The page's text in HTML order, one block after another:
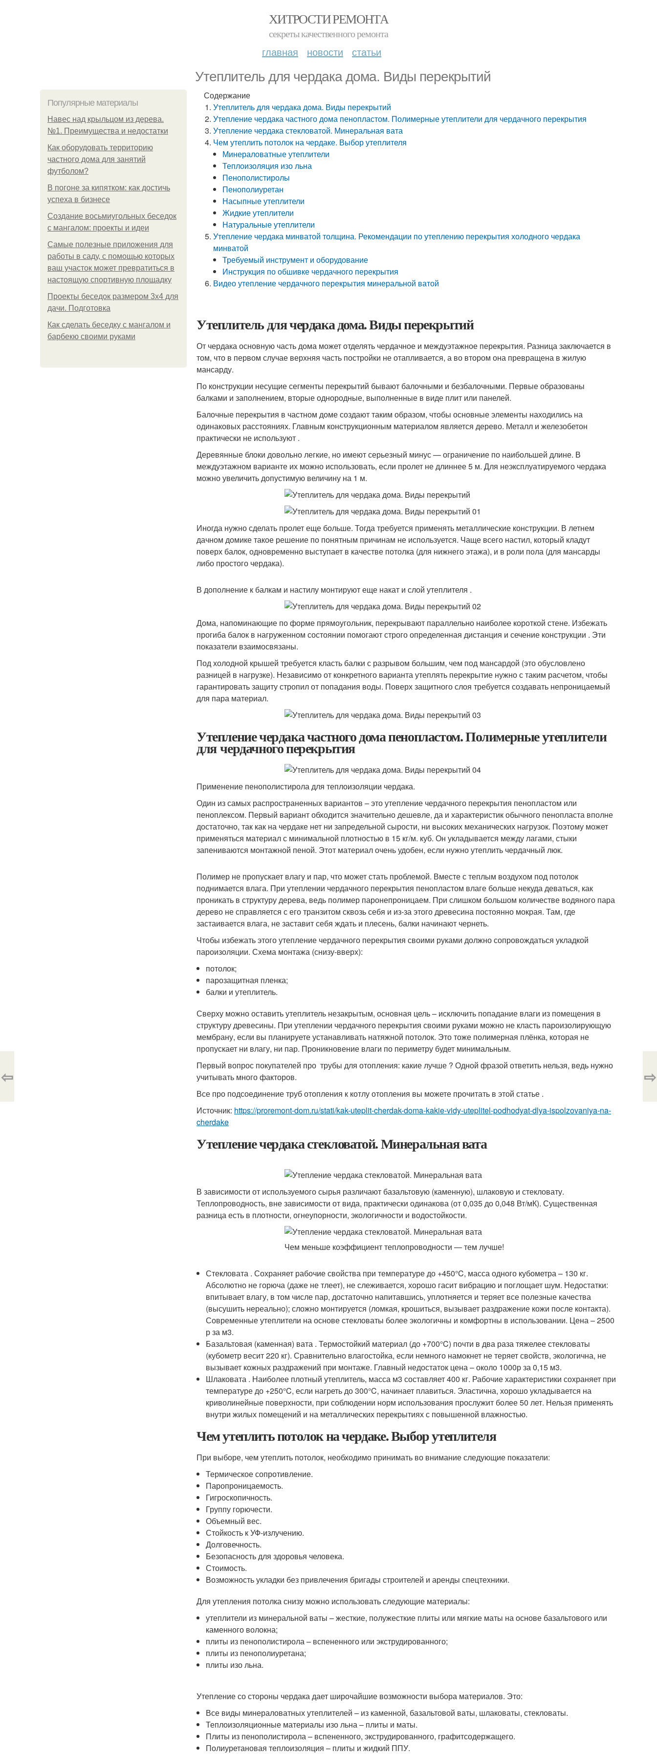
ХИТРОСТИ РЕМОНТА
секреты качественного ремонта
главная новости статьи
Утеплитель для чердака дома. Виды перекрытий
Популярные материалы
Навес над крыльцом из дерева.
№1. Преимущества и недостатки
Как оборудовать территорию
частного дома для занятий
футболом?
В погоне за кипятком: как достичь
успеха в бизнесе
Создание восьмиугольных беседок
с мангалом: проекты и идеи
Самые полезные приложения для
работы в саду, с помощью которых
ваш участок может превратиться в
настоящую спортивную площадку
Проекты беседок размером 3х4 для
дачи. Подготовка
Как сделать беседку с мангалом и
барбекю своими руками
Содержание
Утеплитель для чердака дома. Виды перекрытий
Утепление чердака частного дома пенопластом. Полимерные утеплители для чердачного перекрытия
Утепление чердака стекловатой. Минеральная вата
Чем утеплить потолок на чердаке. Выбор утеплителя
Минераловатные утеплители
Теплоизоляция изо льна
Пенополистиролы
Пенополиуретан
Насыпные утеплители
Жидкие утеплители
Натуральные утеплители
Утепление чердака минватой толщина. Рекомендации по утеплению перекрытия холодного чердака
минватой
Требуемый инструмент и оборудование
Инструкция по обшивке чердачного перекрытия
Видео утепление чердачного перекрытия минеральной ватой
Утеплитель для чердака дома. Виды перекрытий
От чердака основную часть дома может отделять чердачное и междуэтажное перекрытия. Разница заключается в
том, что в первом случае верхняя часть постройки не отапливается, а во втором она превращена в жилую
мансарду.
По конструкции несущие сегменты перекрытий бывают балочными и безбалочными. Первые образованы
балками и заполнением, вторые однородные, выполненные в виде плит или панелей.
Балочные перекрытия в частном доме создают таким образом, чтобы основные элементы находились на
одинаковых расстояниях. Главным конструкционным материалом является дерево. Металл и железобетон
практически не используют .
Деревянные блоки довольно легкие, но имеют серьезный минус — ограничение по наибольшей длине. В
междуэтажном варианте их можно использовать, если пролет не длиннее 5 м. Для неэксплуатируемого чердака
можно увеличить допустимую величину на 1 м.
Иногда нужно сделать пролет еще больше. Тогда требуется применять металлические конструкции. В летнем
дачном домике такое решение по понятным причинам не используется. Чаще всего настил, который кладут
поверх балок, одновременно выступает в качестве потолка (для нижнего этажа), и в роли пола (для мансарды
либо простого чердака).
В дополнение к балкам и настилу монтируют еще накат и слой утеплителя .
Дома, напоминающие по форме прямоугольник, перекрывают параллельно наиболее короткой стене. Избежать
прогиба балок в нагруженном состоянии помогают строго определенная дистанция и сечение конструкции . Эти
показатели взаимосвязаны.
Под холодной крышей требуется класть балки с разрывом большим, чем под мансардой (это обусловлено
разницей в нагрузке). Независимо от конкретного варианта утеплять перекрытие нужно с таким расчетом, чтобы
гарантировать защиту стропил от попадания воды. Поверх защитного слоя требуется создавать непроницаемый
для пара материал.
Утепление чердака частного дома пенопластом. Полимерные утеплители
для чердачного перекрытия
Применение пенополистирола для теплоизоляции чердака.
Один из самых распространенных вариантов – это утепление чердачного перекрытия пенопластом или
пеноплексом. Первый вариант обходится значительно дешевле, да и характеристик обычного пенопласта вполне
достаточно, так как на чердаке нет ни запредельной сырости, ни высоких механических нагрузок. Поэтому может
применяться материал с минимальной плотностью в 15 кг/м. куб. Он укладывается между лагами, стыки
запениваются монтажной пеной. Этот материал очень удобен, если нужно утеплить чердачный люк.
Полимер не пропускает влагу и пар, что может стать проблемой. Вместе с теплым воздухом под потолок
поднимается влага. При утеплении чердачного перекрытия пенопластом влаге больше некуда деваться, как
проникать в структуру дерева, ведь полимер паронепроницаем. При слишком большом количестве водяного пара
дерево не справляется с его транзитом сквозь себя и из-за этого древесина постоянно мокрая. Там, где
застаивается влага, не заставит себя ждать и плесень, балки начинают чернеть.
Чтобы избежать этого утепление чердачного перекрытия своими руками должно сопровождаться укладкой
пароизоляции. Схема монтажа (снизу-вверх):
потолок;
парозащитная пленка;
балки и утеплитель.
Сверху можно оставить утеплитель незакрытым, основная цель – исключить попадание влаги из помещения в
структуру древесины. При утеплении чердачного перекрытия своими руками можно не класть пароизолирующую
мембрану, если вы планируете устанавливать натяжной потолок. Это тоже полимерная плёнка, которая не
пропускает ни влагу, ни пар. Проникновение влаги по периметру будет минимальным.
Первый вопрос покупателей про трубы для отопления: какие лучше ? Одной фразой ответить нельзя, ведь нужно
учитывать много факторов.
Все про подсоединение труб отопления к котлу отопления вы можете прочитать в этой статье .
Источник: https://proremont-dom.ru/stati/kak-uteplit-cherdak-doma-kakie-vidy-uteplitel-podhodyat-dlya-ispolzovaniya-na-
cherdake
Утепление чердака стекловатой. Минеральная вата
В зависимости от используемого сырья различают базальтовую (каменную), шлаковую и стекловату.
Теплопроводность, вне зависимости от вида, практически одинакова (от 0,035 до 0,048 Вт/мК). Существенная
разница есть в плотности, огнеупорности, экологичности и водостойкости.
Чем меньше коэффициент теплопроводности — тем лучше!
Стекловата . Сохраняет рабочие свойства при температуре до +450°C, масса одного кубометра – 130 кг.
Абсолютно не горюча (даже не тлеет), не слеживается, хорошо гасит вибрацию и поглощает шум. Недостатки:
впитывает влагу, в том числе пар, достаточно напитавшись, уплотняется и теряет все полезные качества
(высушить нереально); сложно монтируется (ломкая, крошиться, вызывает раздражение кожи после контакта).
Современные утеплители на основе стекловаты более экологичны и комфортны в использовании. Цена – 2500
р за м3.
Базальтовая (каменная) вата . Термостойкий материал (до +700°C) почти в два раза тяжелее стекловаты
(кубометр весит 220 кг). Сравнительно влагостойка, если немного намокнет не теряет свойств, экологична, не
вызывает кожных раздражений при монтаже. Главный недостаток цена – около 1000р за 0,15 м3.
Шлаковата . Наиболее плотный утеплитель, масса м3 составляет 400 кг. Рабочие характеристики сохраняет при
температуре до +250°C, если нагреть до 300°C, начинает плавиться. Эластична, хорошо укладывается на
криволинейные поверхности, при соблюдении норм использования прослужит более 50 лет. Нельзя применять
внутри жилых помещений и на металлических перекрытиях с повышенной влажностью.
Чем утеплить потолок на чердаке. Выбор утеплителя
При выборе, чем утеплить потолок, необходимо принимать во внимание следующие показатели:
Термическое сопротивление.
Паропроницаемость.
Гигроскопичность.
Группу горючести.
Объемный вес.
Стойкость к УФ-излучению.
Долговечность.
Безопасность для здоровья человека.
Стоимость.
Возможность укладки без привлечения бригады строителей и аренды спецтехники.
Для утепления потолка снизу можно использовать следующие материалы:
утеплители из минеральной ваты – жесткие, полужесткие плиты или мягкие маты на основе базальтового или
каменного волокна;
плиты из пенополистирола – вспененного или экструдированного;
плиты из пенополиуретана;
плиты изо льна.
Утепление со стороны чердака дает широчайшие возможности выбора материалов. Это:
Все виды минераловатных утеплителей – из каменной, базальтовой ваты, шлаковаты, стекловаты.
Теплоизоляционные материалы изо льна – плиты и маты.
Плиты из пенополистирола – вспененного, экструдированного, графитсодержащего.
Полиуретановая теплоизоляция – плиты и жидкий ППУ.
⇦ ⇨